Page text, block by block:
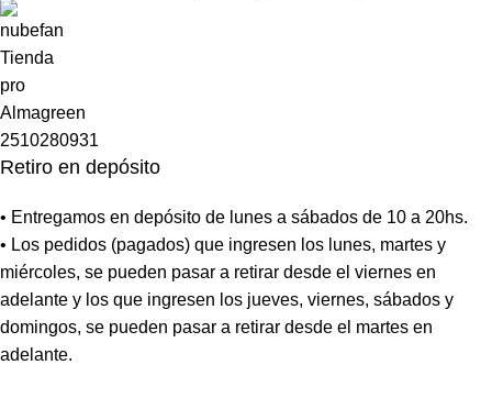
Retiro en depósito
• Entregamos en depósito de lunes a sábados de 10 a 20hs.
• Los pedidos (pagados) que ingresen los lunes, martes y
miércoles, se pueden pasar a retirar desde el viernes en
adelante y los que ingresen los jueves, viernes, sábados y
domingos, se pueden pasar a retirar desde el martes en
adelante.